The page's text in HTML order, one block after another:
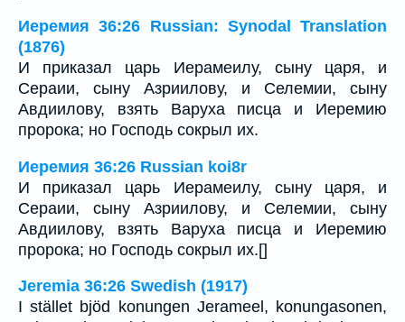
Иеремия 36:26 Russian: Synodal Translation
(1876)
И приказал царь Иерамеилу, сыну царя, и
Сераии, сыну Азриилову, и Селемии, сыну
Авдиилову, взять Варуха писца и Иеремию
пророка; но Господь сокрыл их.
Иеремия 36:26 Russian koi8r
И приказал царь Иерамеилу, сыну царя, и
Сераии, сыну Азриилову, и Селемии, сыну
Авдиилову, взять Варуха писца и Иеремию
пророка; но Господь сокрыл их.[]
Jeremia 36:26 Swedish (1917)
I stället bjöd konungen Jerameel, konungasonen,